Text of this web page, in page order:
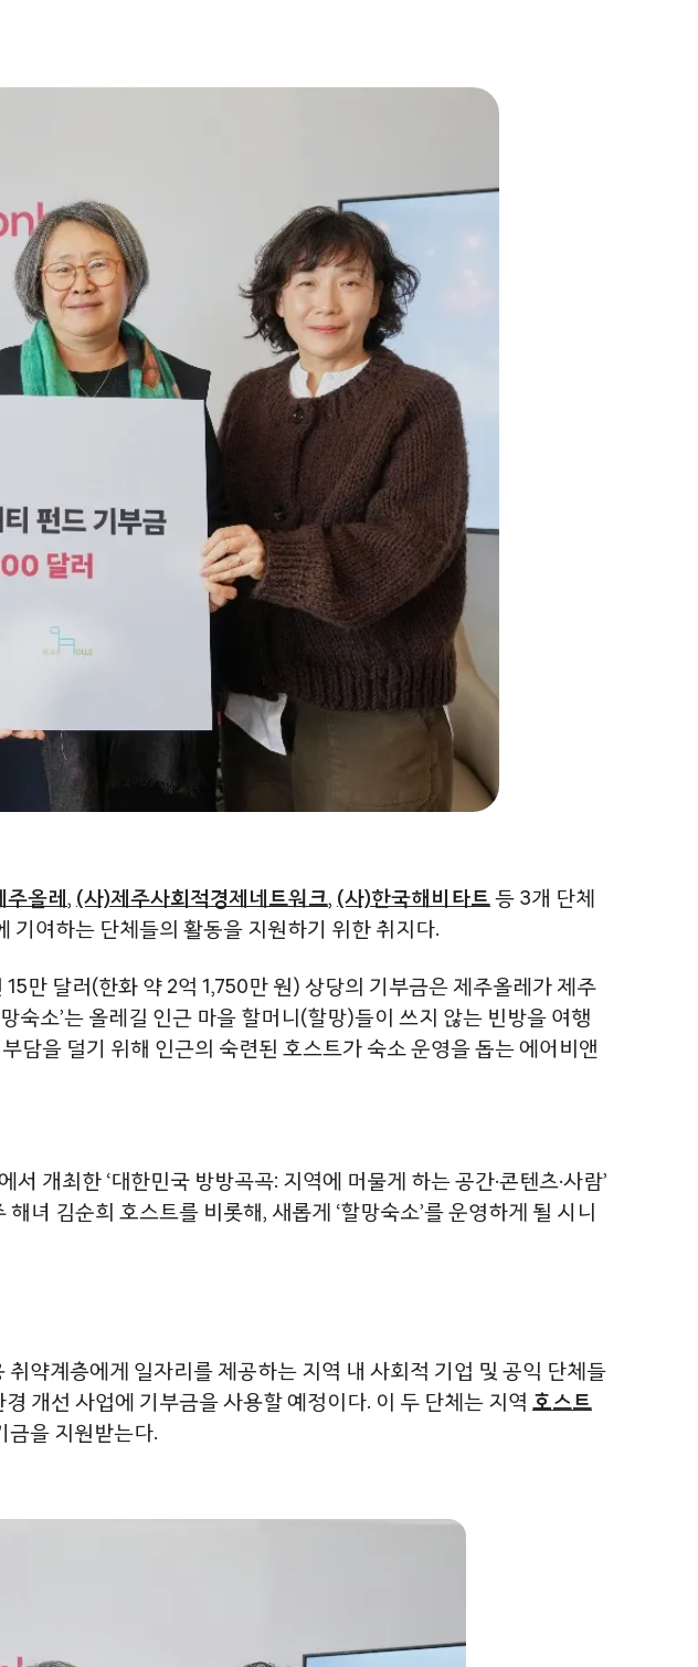
주올레, (사)제주사회적경제네트워크, (사)한국해비타트등 3개 단체
기여하는 단체들의 활동을 지원하기 위한 취지다.
만 달러(한화 약 2억 1,750만 원) 상당의 기부금은 제주올레가 제주
숙소’는 올레길 인근 마을 할머니(할망)들이 쓰지 않는 빈방을 여행
담을 덜기 위해 인근의 숙련된 호스트가 숙소 운영을 돕는 에어비앤
개최한 ‘대한민국 방방곡곡: 지역에 머물게 하는 공간·콘텐츠·사람’
녀 김순희 호스트를 비롯해, 새롭게 ‘할망숙소’를 운영하게 될 시니
약계층에게 일자리를 제공하는 지역 내 사회적 기업 및 공익 단체들
개선 사업에 기부금을 사용할 예정이다. 이 두 단체는 지역 호스트
금을 지원받는다.